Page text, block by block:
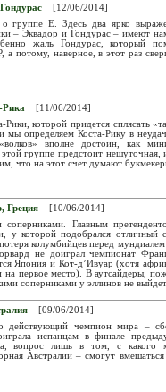
[12/06/2014]
о группе Е. Здесь два ярко
– Эквадор и Гондурас – имеют
жаль Гондурас, который
наверное, в этот раз
Рика
[11/06/2014]
которой придется сплясать
мы определяем Коста-Рику в
вполне достоин, как
группе предстоит нешуточная,
что на этот счет думают
Греция
[10/06/2014]
Главным
у которой подобрался отличный
колумбийцев перед мундиалем
не доиграл чемпионат
Япония и Кот-д’Ивуар (хотя
на первое место). В аутсайдеры,
соперниками у эллинов не
[09/06/2014]
действующий чемпион мира –
испанцам в финале
вопрос лишь в том, с какого
Австралии – смогут вмешаться